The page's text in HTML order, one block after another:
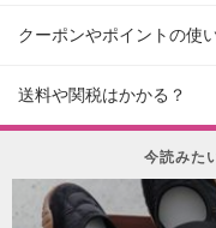
クーポンやポイントの使
送料や関税はかかる？
今読みた